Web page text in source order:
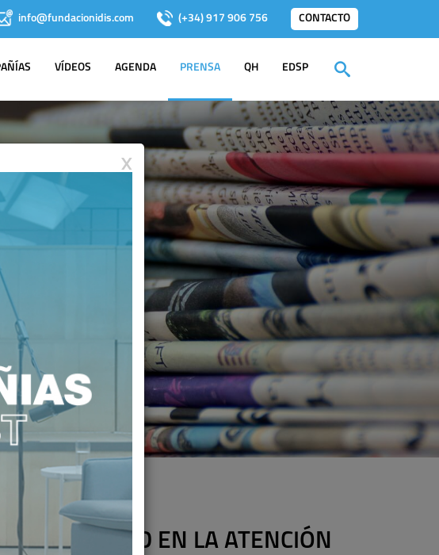
info@fundacionidis.com (+34) 917 906 756 CONTACTO
VÍDEOS AGENDA PRENSA QH EDSP
LA CALIDAD EN LA ATENCIÓN
X